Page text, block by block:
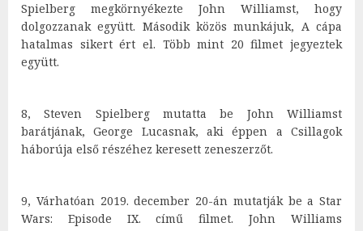
Spielberg megkörnyékezte John Williamst, hogy
dolgozzanak együtt. Második közös munkájuk, A cápa
hatalmas sikert ért el. Több mint 20 filmet jegyeztek
együtt.
8, Steven Spielberg mutatta be John Williamst
barátjának, George Lucasnak, aki éppen a Csillagok
háborúja első részéhez keresett zeneszerzőt.
9, Várhatóan 2019. december 20-án mutatják be a Star
Wars: Episode IX. című filmet. John Williams